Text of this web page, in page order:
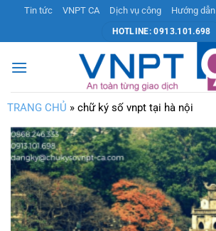
nội
dung
Tin tức VNPT CA Dịch vụ công Hướng dẫn
HOTLINE: 0913.101.698
TRANG CHỦ » chữ ký số vnpt tại hà nội